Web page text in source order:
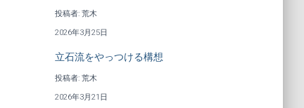
投稿者: 荒木
2026年3月25日
立石流をやっつける構想
投稿者: 荒木
2026年3月21日